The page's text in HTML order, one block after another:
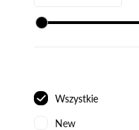
Wszystkie
New